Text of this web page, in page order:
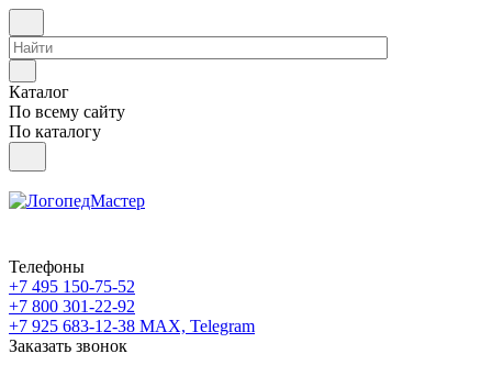
Каталог
По всему сайту
По каталогу
Телефоны
+7 495 150-75-52
+7 800 301-22-92
+7 925 683-12-38 MAX, Telegram
Заказать звонок